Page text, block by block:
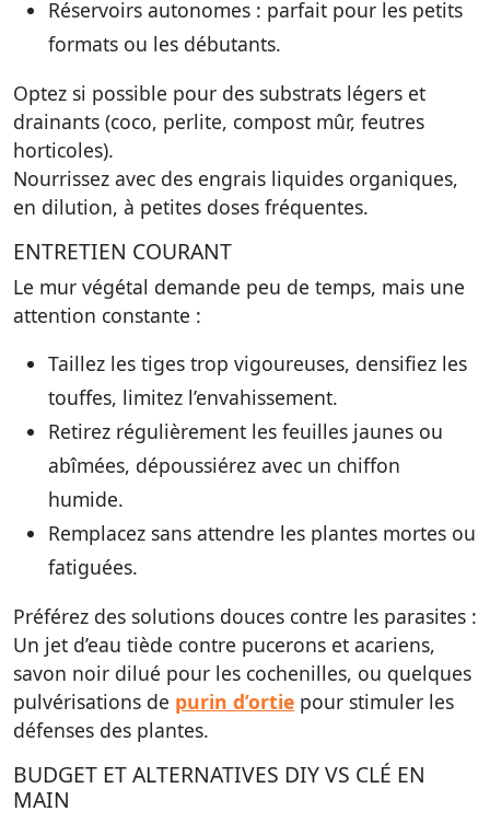
Réservoirs autonomes : parfait pour les petits
formats ou les débutants.
Optez si possible pour des substrats légers et
drainants (coco, perlite, compost mûr, feutres
horticoles).
Nourrissez avec des engrais liquides organiques,
en dilution, à petites doses fréquentes.
ENTRETIEN COURANT
Le mur végétal demande peu de temps, mais une
attention constante :
Taillez les tiges trop vigoureuses, densifiez les
touffes, limitez l’envahissement.
Retirez régulièrement les feuilles jaunes ou
abîmées, dépoussiérez avec un chiffon
humide.
Remplacez sans attendre les plantes mortes ou
fatiguées.
Préférez des solutions douces contre les parasites :
Un jet d’eau tiède contre pucerons et acariens,
savon noir dilué pour les cochenilles, ou quelques
pulvérisations de purin d’ortie pour stimuler les
défenses des plantes.
BUDGET ET ALTERNATIVES DIY VS CLÉ EN
MAIN